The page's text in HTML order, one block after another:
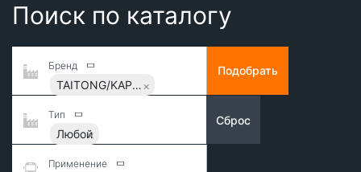
Поиск по каталогу
Бренд
TAITONG/KAPSEN
Тип
Любой
Применение
Подобрать
Сброс